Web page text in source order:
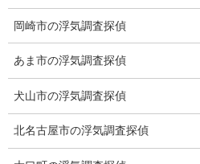
※弊社から24時間以内に返信が無い
岡崎市の浮気調査探偵
あま市の浮気調査探偵
犬山市の浮気調査探偵
北名古屋市の浮気調査探偵